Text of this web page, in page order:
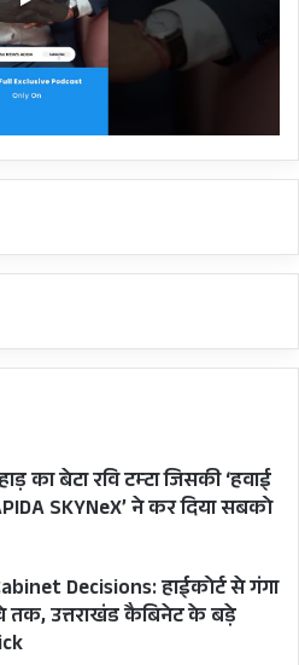
का बेटा रवि टम्टा जिसकी ‘हवाई
SKYNeX’ ने कर दिया सबको
Decisions: हाईकोर्ट से गंगा
तक, उत्तराखंड कैबिनेट के बड़े